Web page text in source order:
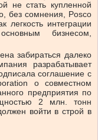
не стать купленной
без сомнения, Posco
легкость интеграции
бизнесом,
забираться далеко
разрабатывает
соглашение с
о совместном
предприятия по
2 млн. тонн
войти в строй в